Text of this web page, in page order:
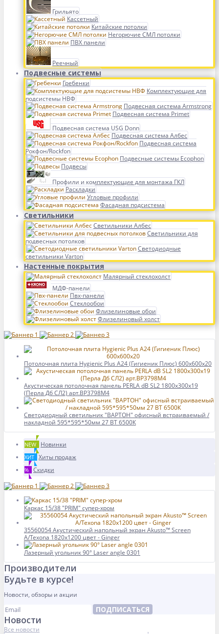
Грильято
Кассетный
Китайские потолки
Негорючие СМЛ потолки
ПВХ панели
Реечный
Подвесные системы
Гребенки
Комплектующие для
подсистемы НВФ
Подвесная система Armstrong
Подвесная система Primet
Подвесная система USG Donn
Подвесная система Албес
Подвесная система
Рокфон/Rockfon
Подвесные системы Ecophon
Подвесы
Профили и комплектующие для монтажа ГКЛ
Раскладки
Угловые профили
Фасадная подсистема
Светильники
Светильники Албес
Светильники для
подвесных потолков
Светодиодные
светильники Varton
Настенные покрытия
Малярный стеклохолст
МДФ-панели
Пвх-панели
Стеклообои
Флизелиновые обои
Флизелиновый холст
Потолочная плита Hygienic Plus A24 (Гигиеник Плюс) 600x600x20
Акустическая потолочная панель PERLA dB SL2 1800x300x19
(Перла Дб СЛ2) арт.BP3798M4
Светодиодный светильник "ВАРТОН" офисный встраиваемый /
накладной 595*595*50мм 27 ВТ 6500К
NEW Новинки
ХИТ Хиты продаж
% Скидки
Каркас 15/38 "PRIM" супер-хром
35560054 Акустический напольный экран Akusto™ Screen
A/Texona 1820x1200 цвет - Ginger
Лазерный угольник 90° Laser angle 0301
Производители
Будьте в курсе!
Новости, обзоры и акции
ПОДПИСАТЬСЯ
Новости
Все новости